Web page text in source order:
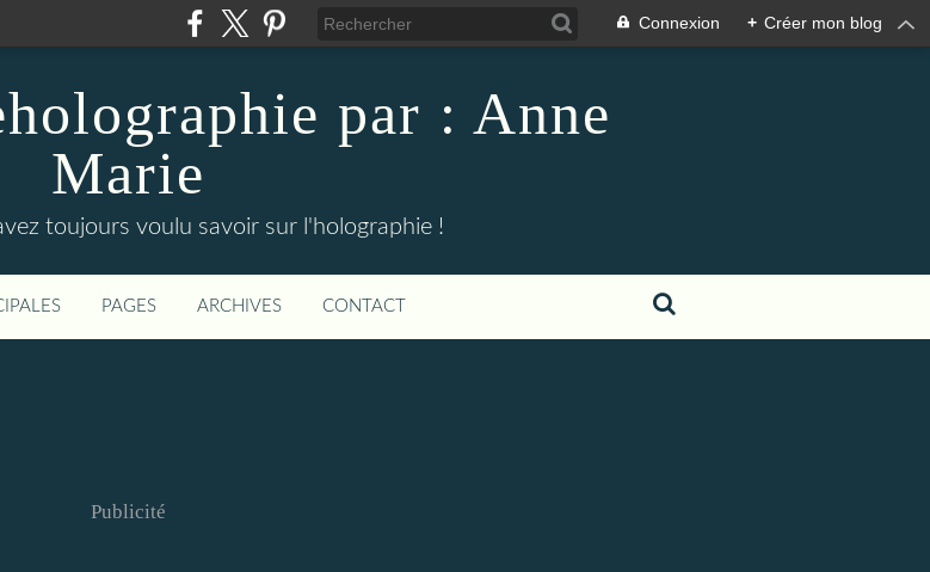
Connexion + Créer mon blog
par : Anne
Marie
toujours voulu savoir sur l'holographie !
PAGES ARCHIVES CONTACT
Publicité